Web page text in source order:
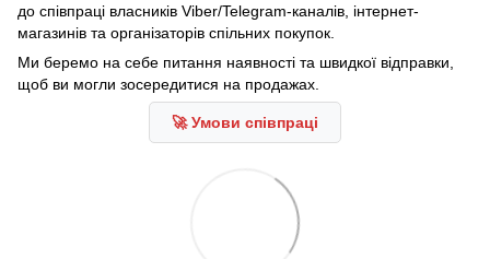
до співпраці власників Viber/Telegram-каналів, інтернет-
магазинів та організаторів спільних покупок.
Ми беремо на себе питання наявності та швидкої відправки,
щоб ви могли зосередитися на продажах.
🚀 Умови співпраці